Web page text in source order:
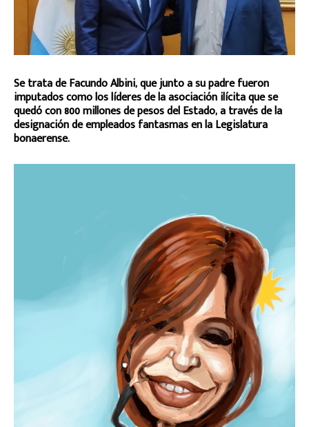
Se trata de Facundo Albini, que junto a su padre fueron
imputados como los líderes de la asociación ilícita que se
quedó con 800 millones de pesos del Estado, a través de la
designación de empleados fantasmas en la Legislatura
bonaerense.